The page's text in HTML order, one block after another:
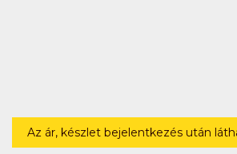
Az ár, készlet bejelentkezés után